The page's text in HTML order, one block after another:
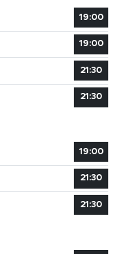
19:00
19:00
21:30
21:30
19:00
21:30
21:30